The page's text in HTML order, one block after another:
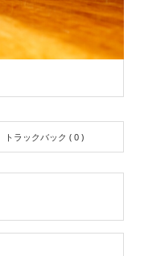
トラックバック ( 0 )